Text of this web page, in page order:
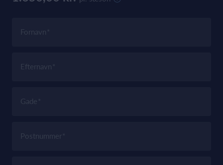
Fornavn
Efternavn
Gade
Postnummer